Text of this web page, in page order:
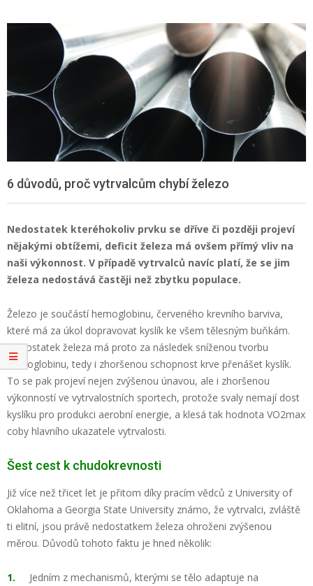
6 důvodů, proč vytrvalcům chybí železo
Nedostatek kteréhokoliv prvku se dříve či později projeví
nějakými obtížemi, deficit železa má ovšem přímý vliv na
naši výkonnost. V případě vytrvalců navíc platí, že se jim
železa nedostává častěji než zbytku populace.
Železo je součástí hemoglobinu, červeného krevního barviva,
které má za úkol dopravovat kyslík ke všem tělesným buňkám.
Nedostatek železa má proto za následek sníženou tvorbu
hemoglobinu, tedy i zhoršenou schopnost krve přenášet kyslík.
To se pak projeví nejen zvýšenou únavou, ale i zhoršenou
výkonností ve vytrvalostních sportech, protože svaly nemají dost
kyslíku pro produkci aerobní energie, a klesá tak hodnota VO2max
coby hlavního ukazatele vytrvalosti.
Šest cest k chudokrevnosti
Již více než třicet let je přitom díky pracím vědců z University of
Oklahoma a Georgia State University známo, že vytrvalci, zvláště
ti elitní, jsou právě nedostatkem železa ohroženi zvýšenou
měrou. Důvodů tohoto faktu je hned několik:
1.
Jedním z mechanismů, kterými se tělo adaptuje na